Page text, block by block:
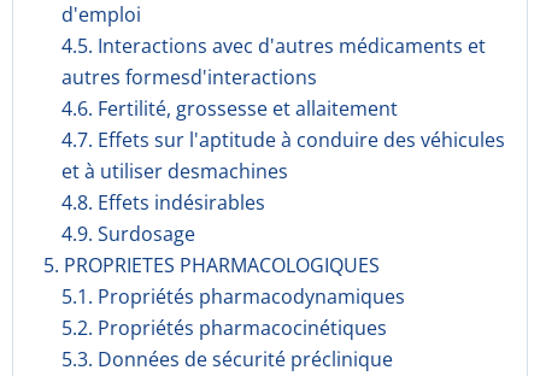
d'emploi
4.5. Interactions avec d'autres médicaments et
autres formesd'interactions
4.6. Fertilité, grossesse et allaitement
4.7. Effets sur l'aptitude à conduire des véhicules
et à utiliser desmachines
4.8. Effets indésirables
4.9. Surdosage
5. PROPRIETES PHARMACOLOGIQUES
5.1. Propriétés pharmacodynami­ques
5.2. Propriétés pharmacocinéti­ques
5.3. Données de sécurité préclinique